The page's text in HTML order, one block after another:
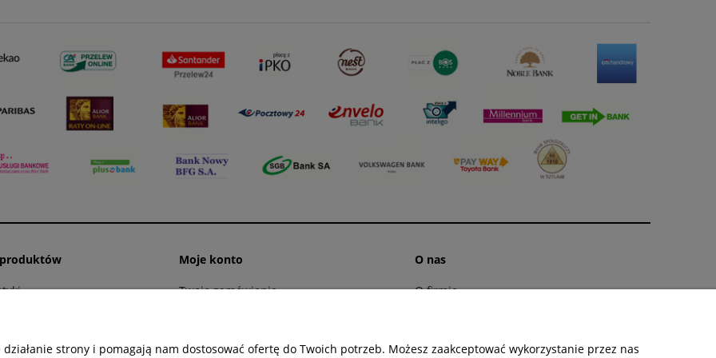
Moje konto
Twoje zamówienia
O nas
O firmie
Kontakt
strony i pomagają nam dostosować ofertę do Twoich potrzeb. Możesz zaakceptować wykorzystanie przez nas